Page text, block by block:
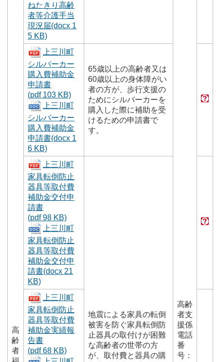
高
齢
者
高齢
者支
援係
電話
番
号：
ねたきり高齢
者等介護手当
現況届(docx 1
5 KB)
上三川町
シルバーカー
購入費補助金
申請書
(pdf 103 KB)
上三川町
シルバーカー
購入費補助金
申請書(docx 1
6 KB)
65歳以上の高齢者又は
60歳以上の身体障がい
者の方が、歩行支援の
ためにシルバーカーを
購入した際に補助を受
けるための申請書で
す。
上三川町
家具転倒防止
器具等取付費
補助金交付申
請書
(pdf 98 KB)
上三川町
家具転倒防止
器具等取付費
補助金交付申
請書(docx 21
KB)
地震による家具の転倒
被害を防ぐ家具転倒防
止器具の取付けが困難
な高齢者の世帯の方
が、取付費と器具の購
上三川町
家具転倒防止
器具等取付費
補助金実績報
告書
(pdf 68 KB)